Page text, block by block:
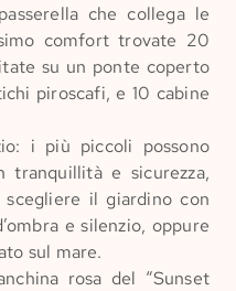
che collega le
comfort trovate 20
su un ponte coperto
piroscafi, e 10 cabine
i più piccoli possono
tranquillità e sicurezza,
il giardino con
e silenzio, oppure
sul mare.
rosa del “Sunset